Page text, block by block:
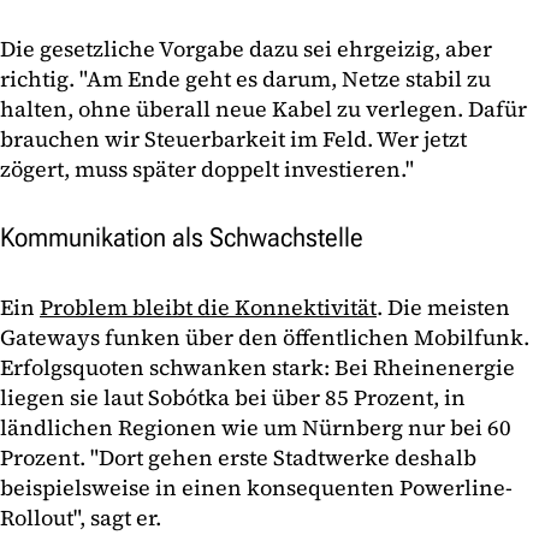
Die gesetzliche Vorgabe dazu sei ehrgeizig, aber
richtig. "Am Ende geht es darum, Netze stabil zu
halten, ohne überall neue Kabel zu verlegen. Dafür
brauchen wir Steuerbarkeit im Feld. Wer jetzt
zögert, muss später doppelt investieren."
Kommunikation als Schwachstelle
Ein Problem bleibt die Konnektivität. Die meisten
Gateways funken über den öffentlichen Mobilfunk.
Erfolgsquoten schwanken stark: Bei Rheinenergie
liegen sie laut Sobótka bei über 85 Prozent, in
ländlichen Regionen wie um Nürnberg nur bei 60
Prozent. "Dort gehen erste Stadtwerke deshalb
beispielsweise in einen konsequenten Powerline-
Rollout", sagt er.